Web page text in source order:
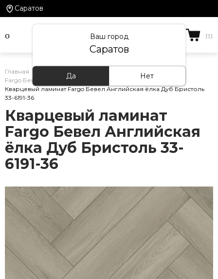
Саратов
Ваш город
Саратов
Да Нет
Главная Каталог товаров Кварцевый ламинат
Fargo Бевел Английская ёлка
Кварцевый ламинат Fargo Бевел Английская ёлка Дуб Бристоль
33-6191-36
Кварцевый ламинат
Fargo Бевел Английская
ёлка Дуб Бристоль 33-
6191-36